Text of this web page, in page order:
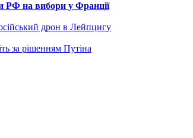
РФ на вибори у Франції
дрон в Лейпцигу
за рішенням Путіна